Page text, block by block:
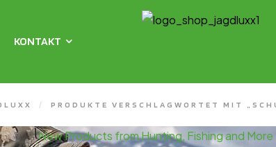
KONTAKT
/ PRODUKTE VERSCHLAGWORTET MIT
New Products from Hunting, Fishing and More